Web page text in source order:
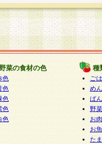
第三者に提供しません。
て
外部に委託する場合は、
企業を選定して委託を行
す。
等および問い合わせ窓口
、当社が本件により取得
開示・内容の訂正・追加
への提供の禁止（以下、
す。
以下になります。
菜の食材の色
色
色
色
色
色
種
ご
めん
ぱん
野
お
お
た